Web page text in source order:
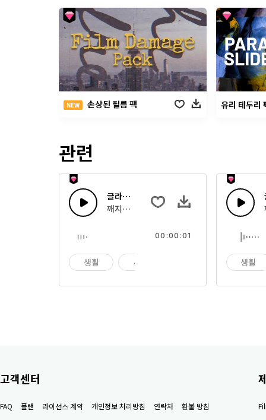
NEW 손상된 필름 팩 유리 테두리
관련
글라스 터치 45
깨지는 유리, 여러 개의 유리잔과 딸랑거리는
생활 시계
00:00:01
생활
고객센터
FAQ 플랜 라이선스 계약 개인정보 처리방침 연락처 환불 방침